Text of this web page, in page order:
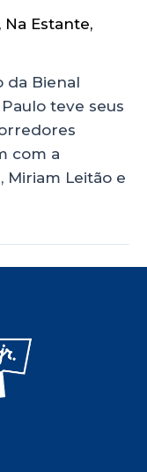
, Na Estante,
da Bienal
teve seus
com a
Miriam Leitão e